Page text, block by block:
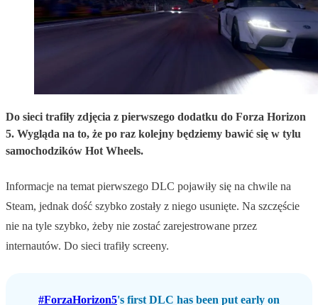
Do sieci trafiły zdjęcia z pierwszego dodatku do Forza Horizon
5. Wygląda na to, że po raz kolejny będziemy bawić się w tylu
samochodzików Hot Wheels.
Informacje na temat pierwszego DLC pojawiły się na chwile na
Steam, jednak dość szybko zostały z niego usunięte. Na szczęście
nie na tyle szybko, żeby nie zostać zarejestrowane przez
internautów. Do sieci trafiły screeny.
#ForzaHorizon5's first DLC has been put early on